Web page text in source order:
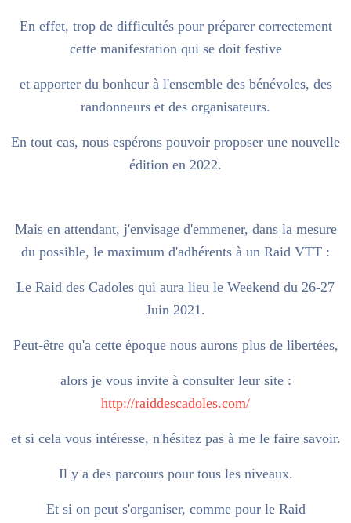
En effet, trop de difficultés pour préparer correctement
cette manifestation qui se doit festive
et apporter du bonheur à l'ensemble des bénévoles, des
randonneurs et des organisateurs.
En tout cas, nous espérons pouvoir proposer une nouvelle
édition en 2022.
Mais en attendant, j'envisage d'emmener, dans la mesure
du possible, le maximum d'adhérents à un Raid VTT :
Le Raid des Cadoles qui aura lieu le Weekend du 26-27
Juin 2021.
Peut-être qu'a cette époque nous aurons plus de libertées,
alors je vous invite à consulter leur site :
http://raiddescadoles.com/
et si cela vous intéresse, n'hésitez pas à me le faire savoir.
Il y a des parcours pour tous les niveaux.
Et si on peut s'organiser, comme pour le Raid